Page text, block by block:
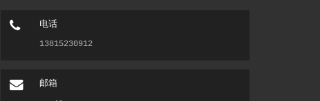
电话
13815230912
邮箱